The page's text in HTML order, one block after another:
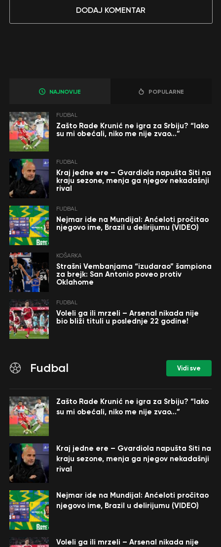
DODAJ KOMENTAR
NAJNOVIJE POPULARNE
FUDBAL
Zašto Rade Krunić ne igra za Srbiju? “Iako
su mi obećali, niko me nije zvao…”
FUDBAL
Kraj jedne ere – Gvardiola napušta Siti na
kraju sezone, menja ga njegov nekadašnji
rival
FUDBAL
Nejmar ide na Mundijal: Anćeloti pročitao
njegovo ime, Brazil u delirijumu (VIDEO)
KOŠARKA
Strašni Vembanjama “izudarao” šampiona
za brejk: San Antonio poveo protiv
Oklahome
FUDBAL
Voleli ga ili mrzeli – Arsenal nikada nije
bio bliži tituli u poslednje 22 godine!
Fudbal Vidi sve
Zašto Rade Krunić ne igra za Srbiju? “Iako
su mi obećali, niko me nije zvao…”
Kraj jedne ere – Gvardiola napušta Siti na
kraju sezone, menja ga njegov nekadašnji
rival
Nejmar ide na Mundijal: Anćeloti pročitao
njegovo ime, Brazil u delirijumu (VIDEO)
Voleli ga ili mrzeli – Arsenal nikada nije